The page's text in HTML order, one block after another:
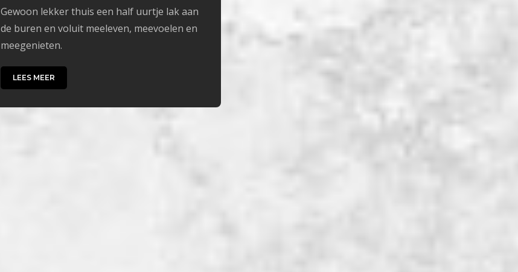
Gewoon lekker thuis een half uurtje lak aan
de buren en voluit meeleven, meevoelen en
meegenieten.
LEES MEER